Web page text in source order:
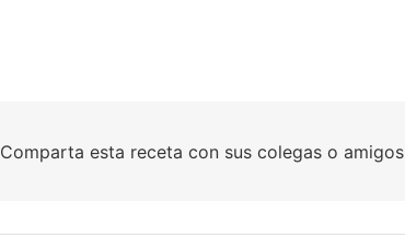
Comparta esta receta con sus colegas o amigos